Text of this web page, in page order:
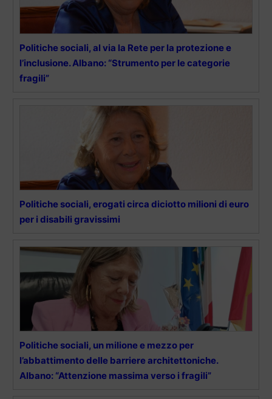
Politiche sociali, al via la Rete per la protezione e
l’inclusione. Albano: “Strumento per le categorie
fragili”
Politiche sociali, erogati circa diciotto milioni di euro
per i disabili gravissimi
Politiche sociali, un milione e mezzo per
l’abbattimento delle barriere architettoniche.
Albano: “Attenzione massima verso i fragili”